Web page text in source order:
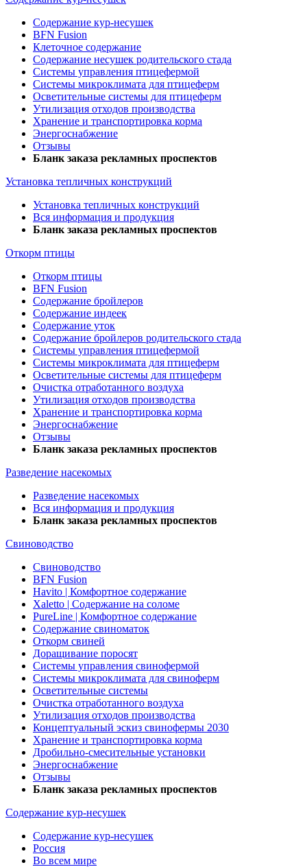
Содержание кур-несушек
BFN Fusion
Клеточное содержание
Содержание несушек родительского стада
Системы управления птицефермой
Системы микроклимата для птицеферм
Осветительные системы для птицеферм
Утилизация отходов производства
Хранение и транспортировка корма
Энергоснабжение
Отзывы
Бланк заказа рекламных проспектов
Установка тепличных конструкций
Установка тепличных конструкций
Вся информация и продукция
Бланк заказа рекламных проспектов
Откорм птицы
Откорм птицы
BFN Fusion
Содержание бройлеров
Содержание индеек
Содержание уток
Содержание бройлеров родительского стада
Системы управления птицефермой
Системы микроклимата для птицеферм
Осветительные системы для птицеферм
Очистка отработанного воздуха
Утилизация отходов производства
Хранение и транспортировка корма
Энергоснабжение
Отзывы
Бланк заказа рекламных проспектов
Разведение насекомых
Разведение насекомых
Вся информация и продукция
Бланк заказа рекламных проспектов
Свиноводство
Свиноводство
BFN Fusion
Havito | Комфортное содержание
Xaletto | Содержание на соломе
PureLine | Комфортное содержание
Содержание свиноматок
Откорм свиней
Доращивание поросят
Системы управления свинофермой
Системы микроклимата для свиноферм
Осветительные системы
Очистка отработанного воздуха
Утилизация отходов производства
Концептуальный эскиз свинофермы 2030
Хранение и транспортировка корма
Дробильно-смесительные установки
Энергоснабжение
Отзывы
Бланк заказа рекламных проспектов
Содержание кур-несушек
Содержание кур-несушек
Россия
Во всем мире